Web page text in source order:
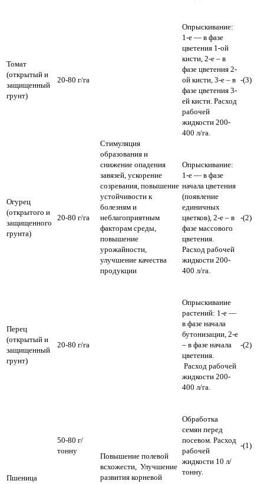
Томат
(открытый и
защищенный
грунт)
20-80 г/га
Стимуляция
образования и
снижение опадения
завязей, ускорение
созревания, повышение
устойчивости к
болезням и
неблагоприятным
факторам среды,
повышение
урожайности,
улучшение качества
продукции
Опрыскивание:
1-е — в фазе
цветения 1-ой
кисти, 2-е – в
фазе цветения 2-
ой кисти, 3-е – в
фазе цветения 3-
ей кисти. Расход
рабочей
жидкости 200-
400 л/га.
-(3)
Огурец
(открытого и
защищенного
грунта)
20-80 г/га
Опрыскивание:
1-е — в фазе
начала цветения
(появление
единичных
цветков), 2-е – в
фазе массового
цветения.
Расход рабочей
жидкости 200-
400 л/га.
-(2)
Перец
(открытый и
защищенный
грунт)
20-80 г/га
Опрыскивание
растений: 1-е —
в фазе начала
бутонизации, 2-е
– в фазе начала
цветения.
Расход рабочей
жидкости 200-
400 л/га.
-(2)
Пшеница
50-80 г/
тонну
Повышение полевой
всхожести, Улучшение
развития корневой
Обработка
семян перед
посевом. Расход
рабочей
жидкости 10 л/
тонну.
-(1)